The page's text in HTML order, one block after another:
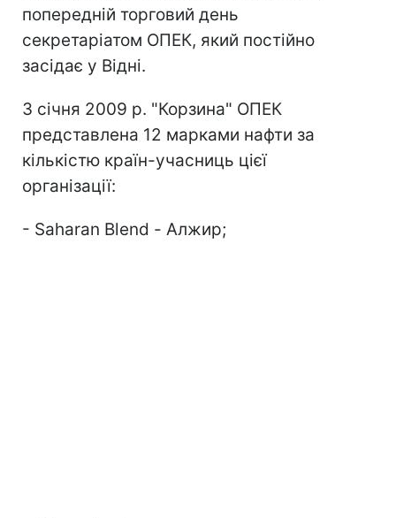
попередній торговий день
секретаріатом ОПЕК, який постійно
засідає у Відні.
З січня 2009 р. "Корзина" ОПЕК
представлена 12 марками нафти за
кількістю країн-учасниць цієї
організації:
- Saharan Blend - Алжир;